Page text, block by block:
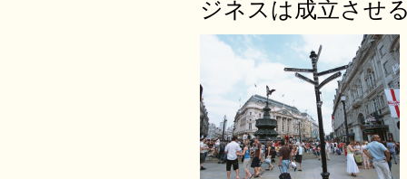
ジネスは成立させ